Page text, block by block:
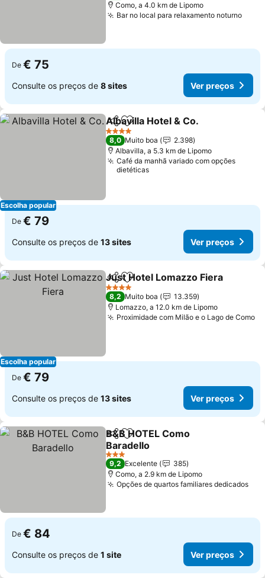
Como, a 4.0 km de Lipomo
Bar no local para relaxamento noturnoVer
De € 75
Consulte os preços de 8 sites Ver preços
Escolha popular
PartilharAdicionar aos favoritos
Albavilla Hotel & Co.
4 Estrelas
8,0 Muito boa
2.398
Albavilla, a 5.3 km de Lipomo
Café da manhã variado com opções
dietéticas
De € 79
Consulte os preços de 13 sites Ver preços
Escolha popular
PartilharAdicionar aos favoritos
Just Hotel Lomazzo Fiera
4 Estrelas
8,2 Muito boa
13.359
Lomazzo, a 12.0 km de Lipomo
Proximidade com Milão e o Lago de Como
De € 79
Consulte os preços de 13 sites Ver preços
PartilharAdicionar aos favoritos
B&B HOTEL Como
Baradello
Ver preços
3 Estrelas
9,2 Excelente
385
Como, a 2.9 km de Lipomo
Opções de quartos familiares dedicados
De € 84
Consulte os preços de 1 site Ver preços